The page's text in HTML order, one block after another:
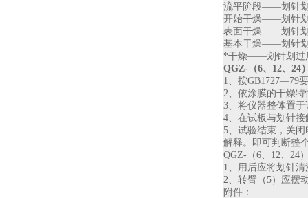
流平阶段——划针划
开始干燥——划针划
表面干燥——划针划
基本干燥——划针划
*干燥——划针划过
QGZ- （6、 12、 24
1 、按GB1727—79
2、依涂膜的干燥
3、将仪器整体置
4、在试板与划针
5、试验结束，关
解释。即可判断整
QGZ- （6、 12、 24
1 、用后应将划针
2、转臂（ 5）应摆
附件：